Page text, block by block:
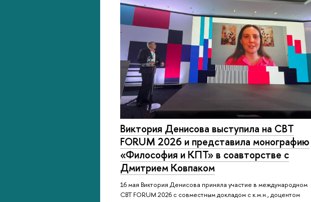
Виктория Денисова выступила на CBT
FORUM 2026 и представила монографию
«Философия и КПТ» в соавторстве с
Дмитрием Ковпаком
16 мая Виктория Денисова приняла участие в международном
CBT FORUM 2026 с совместным докладом с к.м.н., доцентом